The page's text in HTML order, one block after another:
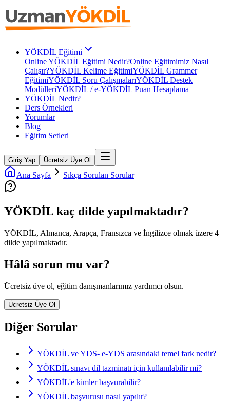
YÖKDİL Eğitimi
Online YÖKDİL Eğitimi Nedir?Online Eğitimimiz Nasıl
Çalışır?YÖKDİL Kelime EğitimiYÖKDİL Grammer
EğitimiYÖKDİL Soru ÇalışmalarıYÖKDİL Destek
ModülleriYÖKDİL / e-YÖKDİL Puan Hesaplama
YÖKDİL Nedir?
Ders Örnekleri
Yorumlar
Blog
Eğitim Setleri
Giriş Yap Ücretsiz Üye Ol
Ana Sayfa Sıkça Sorulan Sorular
YÖKDİL kaç dilde yapılmaktadır?
YÖKDİL, Almanca, Arapça, Fransızca ve İngilizce olmak üzere 4
dilde yapılmaktadır.
Hâlâ sorun mu var?
Ücretsiz üye ol, eğitim danışmanlarımız yardımcı olsun.
Ücretsiz Üye Ol
Diğer Sorular
YÖKDİL ve YDS- e-YDS arasındaki temel fark nedir?
YÖKDİL sınavı dil tazminatı için kullanılabilir mi?
YÖKDİL'e kimler başvurabilir?
YÖKDİL başvurusu nasıl yapılır?